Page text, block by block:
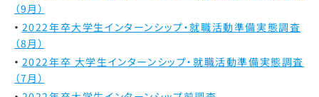
（9月）
2022年卒大学生インターンシップ・就職活動準備実態調査
（8月）
2022年卒 大学生インターンシップ・就職活動準備実態調査
（7月）